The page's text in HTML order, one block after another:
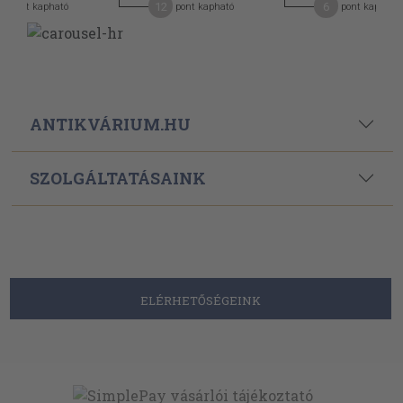
pont kapható pont kapható pont kapható
ANTIKVÁRIUM.HU
SZOLGÁLTATÁSAINK
ELÉRHETŐSÉGEINK